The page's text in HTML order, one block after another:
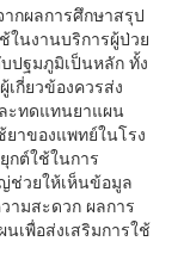
กผลการศึกษาสรุป
ในงานบริการผู้ป่วย
ปฐมภูมิเป็นหลัก ทั้ง
กี่ยวข้องควรส่ง
ะทดแทนยาแผน
าของแพทย์ในโรง
กต์ใช้ในการ
ช่วยให้เห็นข้อมูล
ามสะดวก ผลการ
เพื่อส่งเสริมการใช้